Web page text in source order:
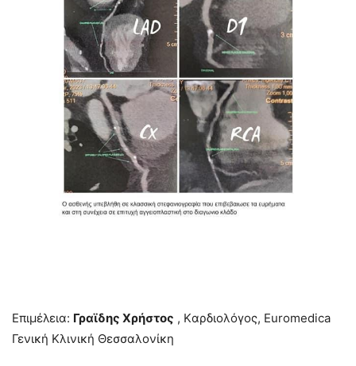
Επιμέλεια: Γραϊδης Χρήστος , Kαρδιολόγος, Euromedica
Γενική Κλινική Θεσσαλονίκη